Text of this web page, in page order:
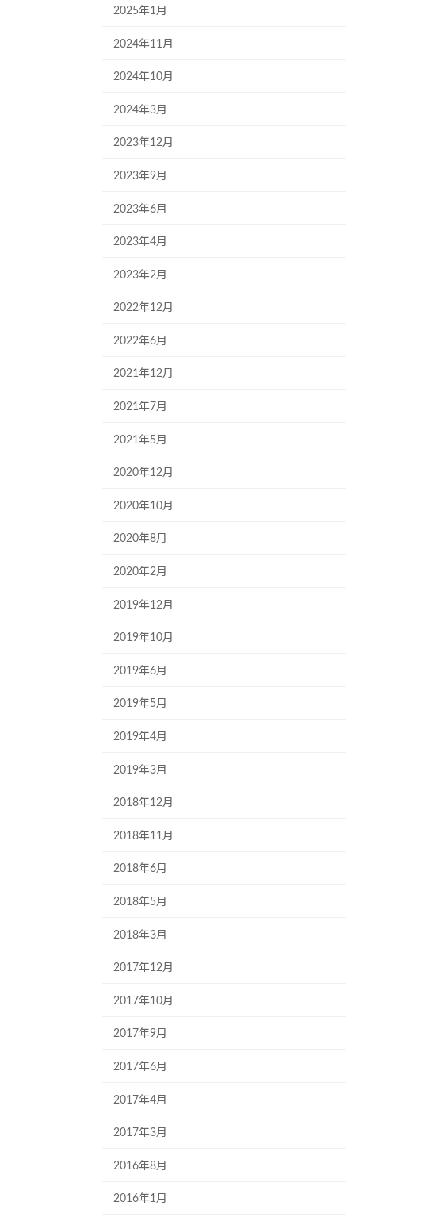
2025年1月
2024年11月
2024年10月
2024年3月
2023年12月
2023年9月
2023年6月
2023年4月
2023年2月
2022年12月
2022年6月
2021年12月
2021年7月
2021年5月
2020年12月
2020年10月
2020年8月
2020年2月
2019年12月
2019年10月
2019年6月
2019年5月
2019年4月
2019年3月
2018年12月
2018年11月
2018年6月
2018年5月
2018年3月
2017年12月
2017年10月
2017年9月
2017年6月
2017年4月
2017年3月
2016年8月
2016年1月